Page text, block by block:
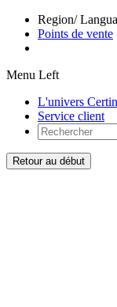
Region/
Points de vente
Menu Left
L'univers
Service client
Retour au début